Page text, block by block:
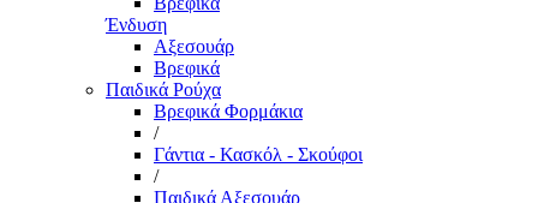
Ένδυση
Αξεσουάρ
Βρεφικά
Παιδικά Ρούχα
Βρεφικά Φορμάκια
/
Γάντια - Κασκόλ - Σκούφοι
/
Παιδικά Αξεσουάρ